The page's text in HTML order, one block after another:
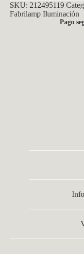
SKU: 212495119
Fabrilamp Iluminación
Pago